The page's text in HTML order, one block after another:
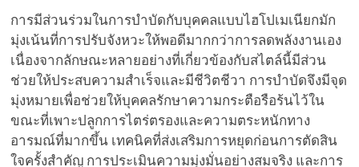
การมีส่วนร่วมในการบำบัดกับบุคคลแบบไฮโปเมเนียกมัก
มุ่งเน้นที่การปรับจังหวะให้พอดีมากกว่าการลดพลังงานเอง
เนื่องจากลักษณะหลายอย่างที่เกี่ยวข้องกับสไตล์นี้มีส่วน
ช่วยให้ประสบความสำเร็จและมีชีวิตชีวา การบำบัดจึงมีจุด
มุ่งหมายเพื่อช่วยให้บุคคลรักษาความกระตือรือร้นไว้ใน
ขณะที่เพาะปลูกการไตร่ตรองและความตระหนักทาง
อารมณ์ที่มากขึ้น เทคนิคที่ส่งเสริมการหยุดก่อนการตัดสิน
ใจครั้งสำคัญ การประเมินความมุ่งมั่นอย่างสมจริง และการ